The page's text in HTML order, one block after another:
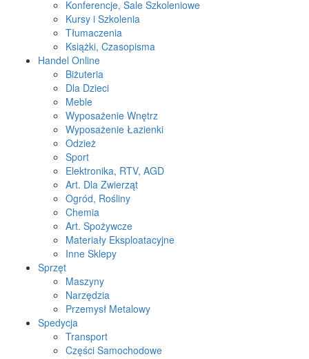
Konferencje, Sale Szkoleniowe
Kursy i Szkolenia
Tłumaczenia
Książki, Czasopisma
Handel Online
Biżuteria
Dla Dzieci
Meble
Wyposażenie Wnętrz
Wyposażenie Łazienki
Odzież
Sport
Elektronika, RTV, AGD
Art. Dla Zwierząt
Ogród, Rośliny
Chemia
Art. Spożywcze
Materiały Eksploatacyjne
Inne Sklepy
Sprzęt
Maszyny
Narzędzia
Przemysł Metalowy
Spedycja
Transport
Części Samochodowe